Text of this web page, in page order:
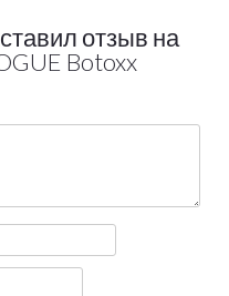
отзыв на
Botoxx